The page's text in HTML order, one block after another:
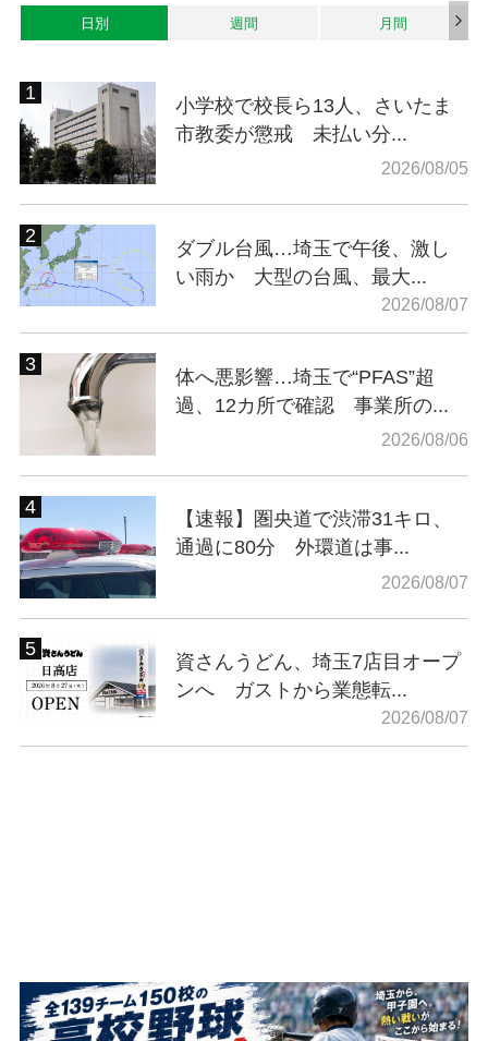
日別 週間 月間
小学校で校長ら13人、さいたま
市教委が懲戒 未払い分...
2026/08/05
ダブル台風…埼玉で午後、激し
い雨か 大型の台風、最大...
2026/08/07
体へ悪影響…埼玉で“PFAS”超
過、12カ所で確認 事業所の...
2026/08/06
【速報】圏央道で渋滞31キロ、
通過に80分 外環道は事...
2026/08/07
資さんうどん、埼玉7店目オープ
ンへ ガストから業態転...
2026/08/07